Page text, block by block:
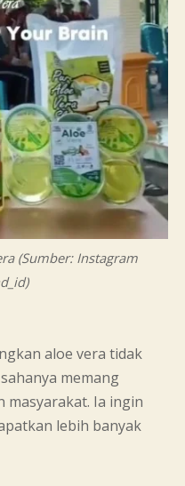
(Sumber: Instagram
aloe vera tidak
memang
masyarakat. Ia ingin
lebih banyak